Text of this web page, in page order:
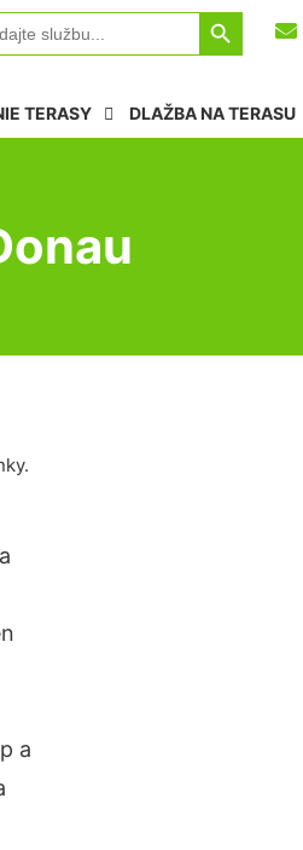
Search Button
TERASY DLAŽBA NA TERASU
a